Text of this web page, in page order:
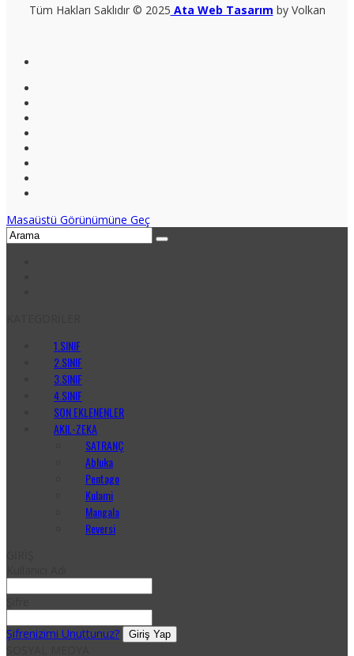
Tüm Hakları Saklıdır © 2025 Ata Web Tasarım by Volkan
Masaüstü Görünümüne Geç
1.SINIF
2.SINIF
3.SINIF
4.SINIF
SON EKLENENLER
AKIL-ZEKA
SATRANÇ
Abluka
Pentago
Kulami
Mangala
Reversi
Şifrenizimi Unuttunuz?